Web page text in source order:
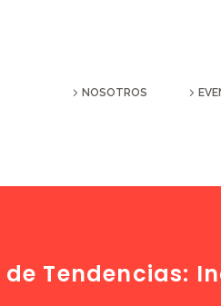
NOSOTROS
Tendencias: